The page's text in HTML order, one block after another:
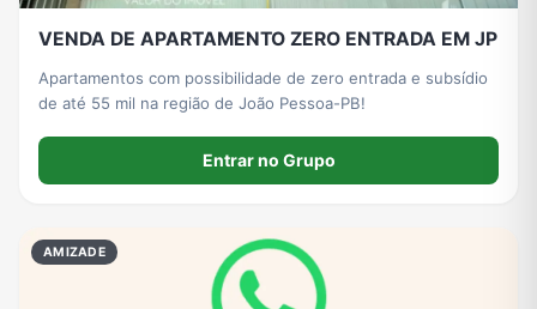
VENDA DE APARTAMENTO ZERO ENTRADA EM JP
Apartamentos com possibilidade de zero entrada e subsídio
de até 55 mil na região de João Pessoa-PB!
Entrar no Grupo
AMIZADE